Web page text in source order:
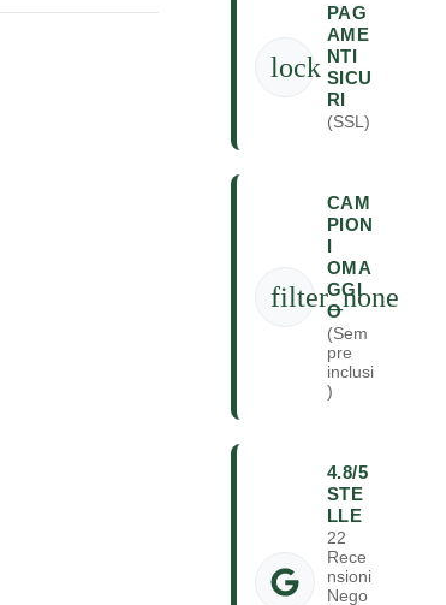
lock
PAG
AME
NTI
SICU
RI
(SSL)
filter_none
CAM
PION
I
OMA
GGI
O
(Sem
pre
inclusi
)
4.8/5
STE
LLE
22
Rece
nsioni
Nego